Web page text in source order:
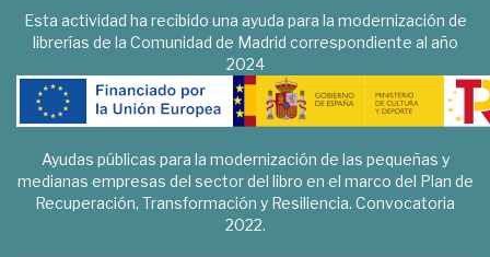
Esta actividad ha recibido una ayuda para la modernización de
librerías de la Comunidad de Madrid correspondiente al año
2024
Ayudas públicas para la modernización de las pequeñas y
medianas empresas del sector del libro en el marco del Plan de
Recuperación, Transformación y Resiliencia. Convocatoria
2022.